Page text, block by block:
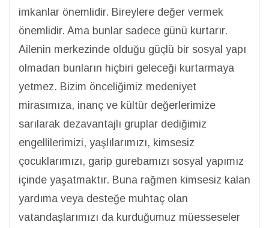
imkanlar önemlidir. Bireylere değer vermek
önemlidir. Ama bunlar sadece günü kurtarır.
Ailenin merkezinde olduğu güçlü bir sosyal yapı
olmadan bunların hiçbiri geleceği kurtarmaya
yetmez. Bizim önceliğimiz medeniyet
mirasımıza, inanç ve kültür değerlerimize
sarılarak dezavantajlı gruplar dediğimiz
engellilerimizi, yaşlılarımızı, kimsesiz
çocuklarımızı, garip gurebamızı sosyal yapımız
içinde yaşatmaktır. Buna rağmen kimsesiz kalan
yardıma veya desteğe muhtaç olan
vatandaşlarımızı da kurduğumuz müesseseler